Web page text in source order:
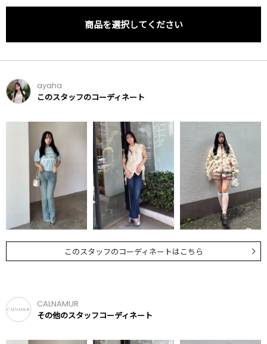
商品を選択してください
ayaha
このスタッフのコーディネート
このスタッフのコーディネートはこちら
CALNAMUR
その他のスタッフコーディネート